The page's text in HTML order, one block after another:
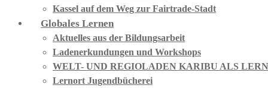
Kassel auf dem Weg zur Fairtrade-Stadt
Globales Lernen
Aktuelles aus der Bildungsarbeit
Ladenerkundungen und Workshops
WELT- UND REGIOLADEN KARIBU ALS
Lernort Jugendbücherei